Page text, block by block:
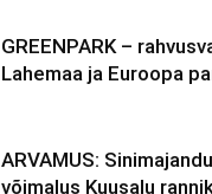
GREENPARK –
Lahemaa ja Euroopa
ARVAMUS:
võimalus Kuusalu